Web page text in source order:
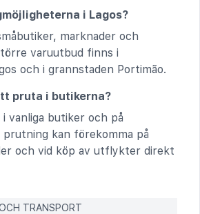
i Lagos?
marknader och
varuutbud finns i
och i grannstaden Portimão.
pruta i butikerna?
vanliga butiker och på
kan förekomma på
och vid köp av utflykter direkt
TRANSPORT